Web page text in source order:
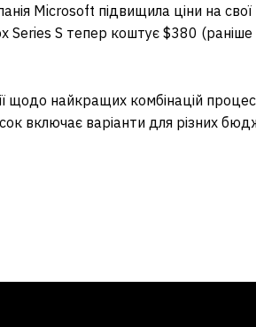
Microsoft підвищила ціни на свої
Series S тепер коштує $380
щодо найкращих комбінацій
включає варіанти для різних